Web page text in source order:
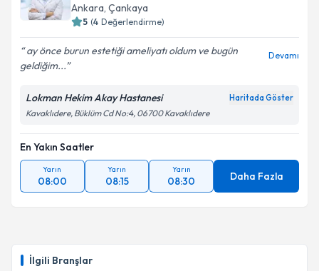
İlgili Branşlar
Ankara, Çankaya
5 (4 Değerlendirme)
ay önce burun estetiği ameliyatı oldum ve bugün
geldiğim...
Devamı
Lokman Hekim Akay Hastanesi Haritada Göster
Kavaklıdere, Büklüm Cd No:4, 06700 Kavaklıdere
En Yakın Saatler
Yarın
08:00
Yarın
08:15
Yarın
08:30 Daha Fazla